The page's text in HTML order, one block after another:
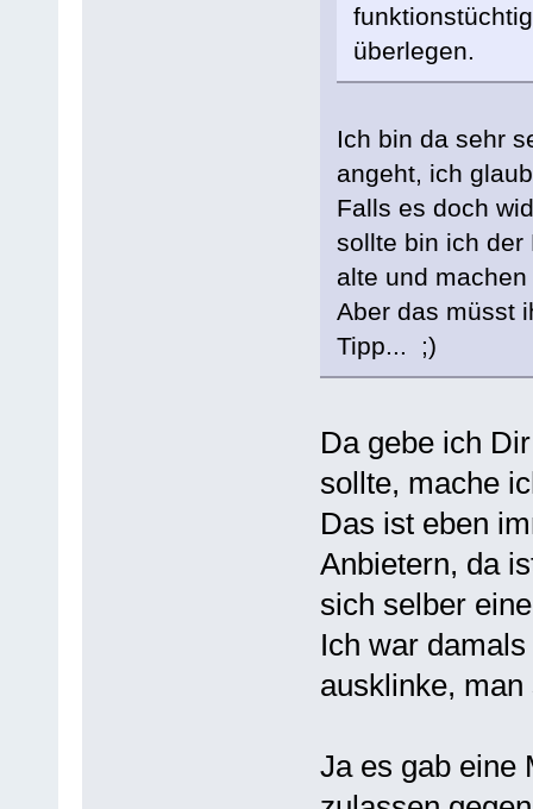
überlegen.
Ich bin da sehr
angeht, ich
Falls es doch
sollte bin ich der
alte und
Aber das müsst
Tipp... ;)
Da gebe ich
sollte, mache
Das ist eben
Anbietern, da
sich selber
Ich war
ausklinke,
Ja es gab eine